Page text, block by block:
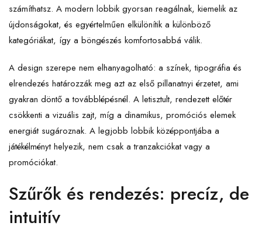
számíthatsz. A modern lobbik gyorsan reagálnak, kiemelik az
újdonságokat, és egyértelműen elkülönítik a különböző
kategóriákat, így a böngészés komfortosabbá válik.
A design szerepe nem elhanyagolható: a színek, tipográfia és
elrendezés határozzák meg azt az első pillanatnyi érzetet, ami
gyakran döntő a továbblépésnél. A letisztult, rendezett előtér
csökkenti a vizuális zajt, míg a dinamikus, promóciós elemek
energiát sugároznak. A legjobb lobbik középpontjába a
játékélményt helyezik, nem csak a tranzakciókat vagy a
promóciókat.
Szűrők és rendezés: precíz, de
intuitív